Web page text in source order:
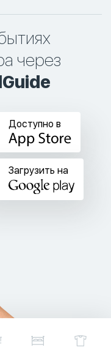
через
Доступно в
Загрузить на